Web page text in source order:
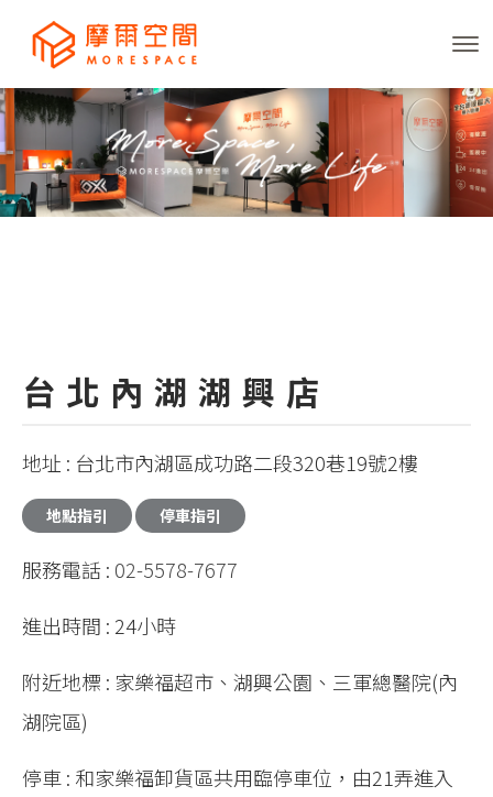
台北內湖湖興店
地址 : 台北市內湖區成功路二段320巷19號2樓
服務電話 : 02-5578-7677
進出時間 : 24小時
附近地標 : 家樂福超市、湖興公園、三軍總醫院(內
湖院區)
停車 : 和家樂福卸貨區共用臨停車位，由21弄進入